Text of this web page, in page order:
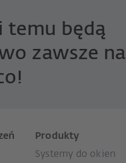
temu będą
zawsze na
Produkty
Systemy do okien